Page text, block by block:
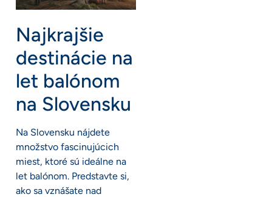
Najkrajšie
destinácie na
let balónom
na Slovensku
Na Slovensku nájdete
množstvo fascinujúcich
miest, ktoré sú ideálne na
let balónom. Predstavte si,
ako sa vznášate nad